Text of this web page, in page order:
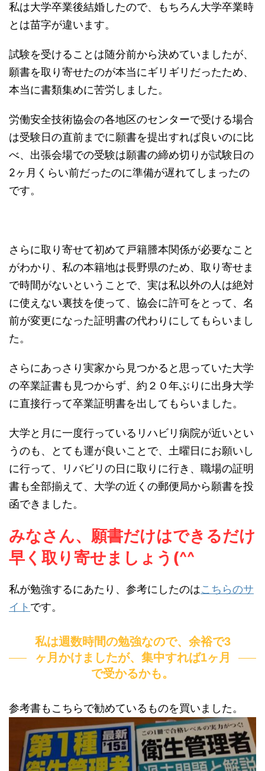
私は大学卒業後結婚したので、もちろん大学卒業時
とは苗字が違います。
試験を受けることは随分前から決めていましたが、
願書を取り寄せたのが本当にギリギリだったため、
本当に書類集めに苦労しました。
労働安全技術協会の各地区のセンターで受ける場合
は受験日の直前までに願書を提出すれば良いのに比
べ、出張会場での受験は願書の締め切りが試験日の
2ヶ月くらい前だったのに準備が遅れてしまったの
です。
さらに取り寄せて初めて戸籍謄本関係が必要なこと
がわかり、私の本籍地は長野県のため、取り寄せま
で時間がないということで、実は私以外の人は絶対
に使えない裏技を使って、協会に許可をとって、名
前が変更になった証明書の代わりにしてもらいまし
た。
さらにあっさり実家から見つかると思っていた大学
の卒業証書も見つからず、約２０年ぶりに出身大学
に直接行って卒業証明書を出してもらいました。
大学と月に一度行っているリハビリ病院が近いとい
うのも、とても運が良いことで、土曜日にお願いし
に行って、リバビリの日に取りに行き、職場の証明
書も全部揃えて、大学の近くの郵便局から願書を投
函できました。
みなさん、願書だけはできるだけ
早く取り寄せましょう(^^ゞ
私が勉強するにあたり、参考にしたのはこちらのサ
イト です。
私は週数時間の勉強なので、余裕で3
ヶ月かけましたが、集中すれば1ヶ月
で受かるかも。
参考書もこちらで勧めているものを買いました。